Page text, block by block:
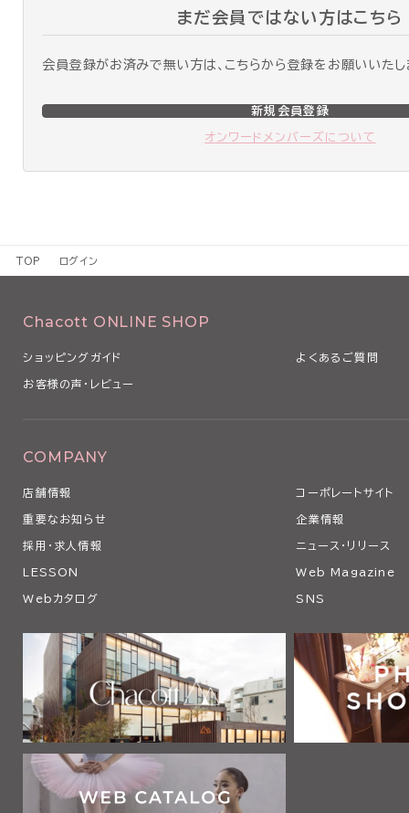
まだ会員ではない方はこちら
会員登録がお済みで無い方は、こちらから登録をお願いいたし
新規会員登録
オンワードメンバーズについて
TOP ログイン
Chacott ONLINE SHOP
ショッピングガイド よくあるご質問
お客様の声・レビュー
COMPANY
店舗情報 コーポレートサイト
重要なお知らせ 企業情報
採用・求人情報 ニュース・リリース
LESSON Web Magazine
Webカタログ SNS